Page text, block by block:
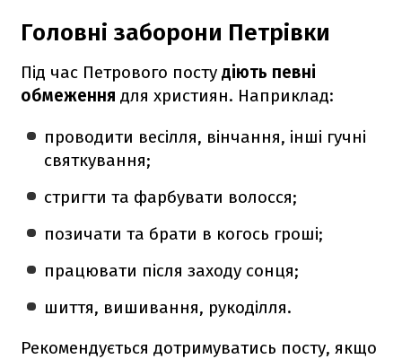
Головні заборони Петрівки
Під час Петрового посту діють певні
обмеження для християн. Наприклад:
проводити весілля, вінчання, інші гучні
святкування;
стригти та фарбувати волосся;
позичати та брати в когось гроші;
працювати після заходу сонця;
шиття, вишивання, рукоділля.
Рекомендується дотримуватись посту, якщо